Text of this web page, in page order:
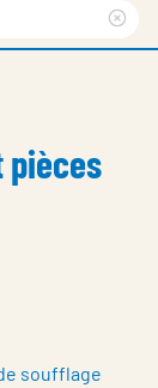
pièces
soufflage